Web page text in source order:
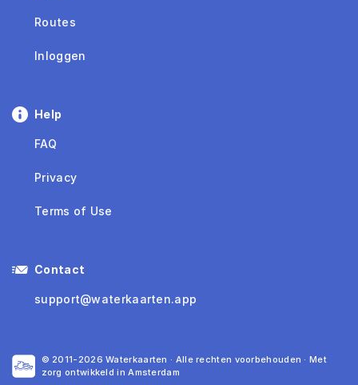
Routes
Inloggen
Help
FAQ
Privacy
Terms of Use
Contact
support@waterkaarten.app
© 2011-2026 Waterkaarten · Alle rechten voorbehouden · Met
zorg ontwikkeld in Amsterdam